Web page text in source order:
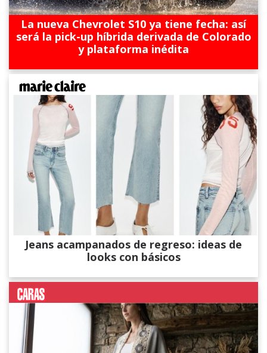
La nueva Chevrolet S10 ya tiene fecha: así
será la pick-up híbrida derivada de Colorado
y plataforma inédita
Jeans acampanados de regreso: ideas de
looks con básicos